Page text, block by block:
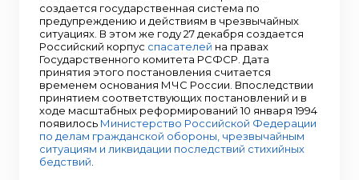
создается государственная система по
предупреждению и действиям в чрезвычайных
ситуациях. В этом же году 27 декабря создается
Российский корпус спасателей на правах
Государственного комитета РСФСР. Дата
принятия этого постановления считается
временем основания МЧС России. Впоследствии
принятием соответствующих постановлений и в
ходе масштабных реформирований 10 января 1994
появилось Министерство Российской Федерации
по делам гражданской обороны, чрезвычайным
ситуациям и ликвидации последствий стихийных
бедствий